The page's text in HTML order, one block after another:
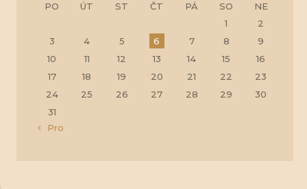
PO
ÚT ST ČT PÁ SO
NE
1
2
3
4 5 6 7 8
9
10
11 12 13 14 15
16
17
18 19 20 21 22
23
24
25 26 27 28 29
30
31
« Pro